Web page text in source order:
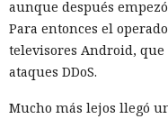
aunque después
Para entonces el
televisores Android,
ataques DDoS.
Mucho más lejos llegó